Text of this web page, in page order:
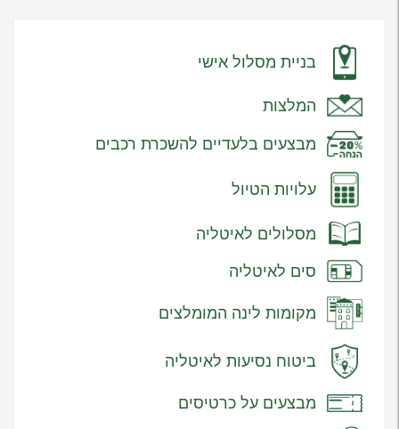
בניית מסלול אישי
המלצות
מבצעים בלעדיים להשכרת רכבים
עלויות הטיול
מסלולים לאיטליה
סים לאיטליה
מקומות לינה המומלצים
ביטוח נסיעות לאיטליה
מבצעים על כרטיסים